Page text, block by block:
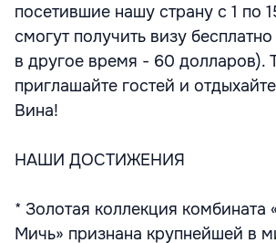
посетившие нашу страну с 1 по
смогут получить визу
в другое время - 60 долларов).
приглашайте гостей и
Вина!
НАШИ ДОСТИЖЕНИЯ
* Золотая коллекция комбината
Мичь» признана крупнейшей в